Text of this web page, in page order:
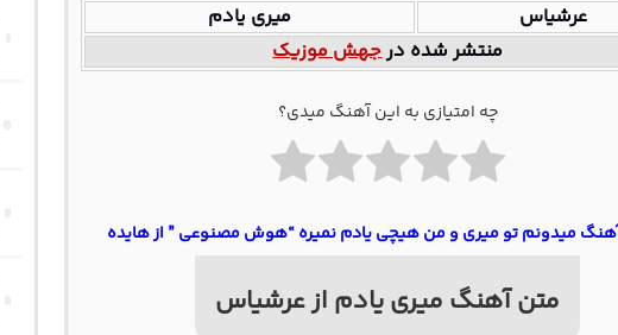
عرشیاس
میری یادم
منتشر شده درجهش موزیک
چه امتیازی به این آهنگ میدی؟
آهنگ میدونم تو میری و من هیچی یادم نمیره “هوش مصنوعی ” از هایده
متن آهنگ میری یادم از عرشیاس